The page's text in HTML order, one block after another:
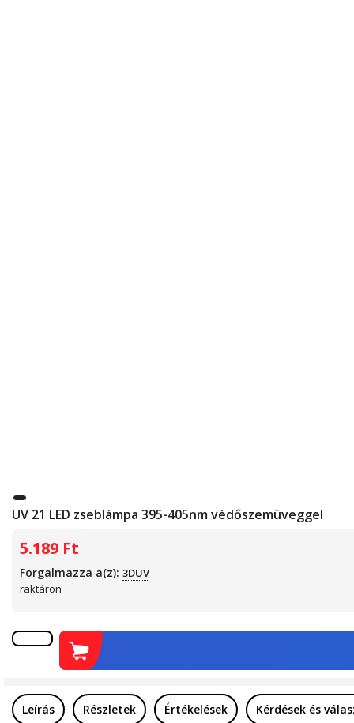
UV 21 LED zseblámpa 395-405nm védőszemüveggel
5.189 Ft
Forgalmazza a(z): 3DUV
raktáron
Leírás Részletek Értékelések Kérdések és